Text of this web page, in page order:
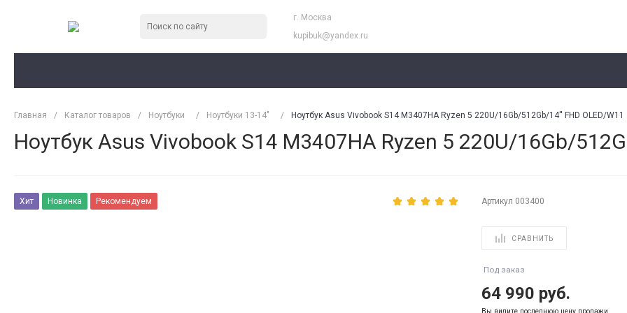
г. Москва
kupibuk@yandex.ru
Главная / Каталог товаров / Ноутбуки / Ноутбуки 13-14" / Ноутбук Asus Vivobook S14 M3407HA Ryzen 5 220U/16Gb/512Gb/14'' FHD OLED/W11
Ноутбук Asus Vivobook S14 M3407HA Ryzen 5 220U/16Gb/
Хит Новинка Рекомендуем Артикул 003400
СРАВНИТЬ
Под заказ
64 990 руб.